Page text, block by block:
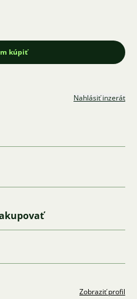
kúpiť
Nahlásiť inzerát
Zobraziť profil